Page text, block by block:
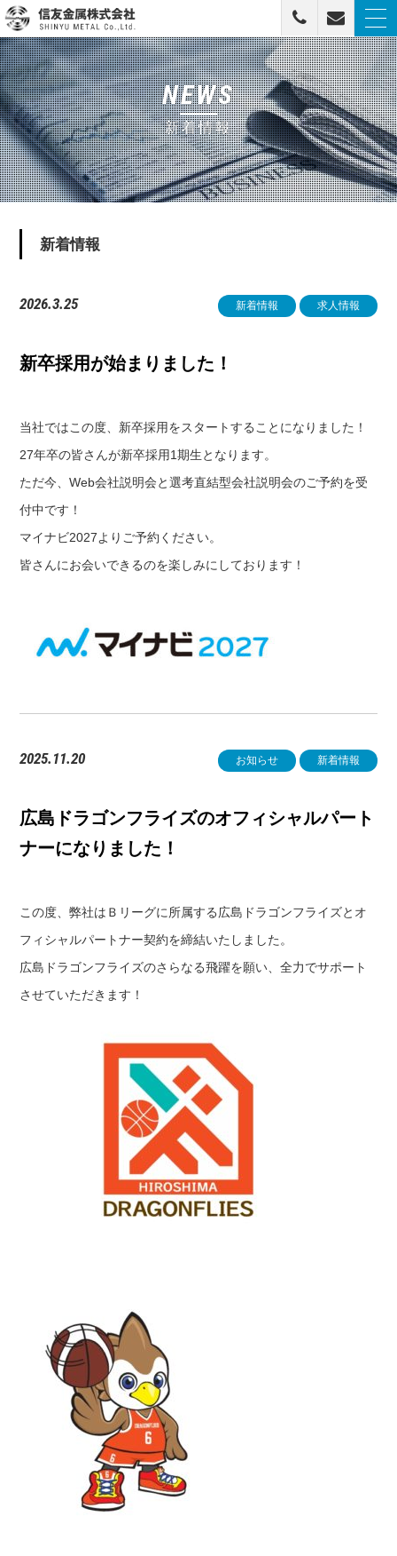
信友金属株式会社
NEWS
新着情報
新着情報
新着情報 求人情報
2026.3.25
新卒採用が始まりました！
当社ではこの度、新卒採用をスタートすることになりました！
27年卒の皆さんが新卒採用1期生となります。
ただ今、Web会社説明会と選考直結型会社説明会のご予約を受
付中です！
マイナビ2027よりご予約ください。
皆さんにお会いできるのを楽しみにしております！
お知らせ 新着情報
2025.11.20
広島ドラゴンフライズのオフィシャルパート
ナーになりました！
この度、弊社はＢリーグに所属する広島ドラゴンフライズとオ
フィシャルパートナー契約を締結いたしました。
広島ドラゴンフライズのさらなる飛躍を願い、全力でサポート
させていただきます！